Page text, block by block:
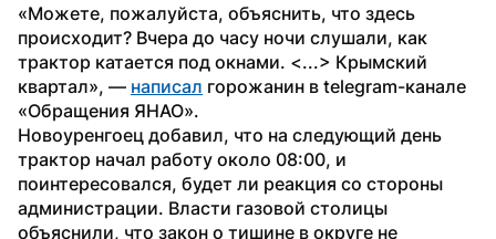
«Можете, пожалуйста, объяснить, что здесь
происходит? Вчера до часу ночи слушали, как
трактор катается под окнами. <...> Крымский
квартал», — написал горожанин в telegram-канале
«Обращения ЯНАО».
Новоуренгоец добавил, что на следующий день
трактор начал работу около 08:00, и
поинтересовался, будет ли реакция со стороны
администрации. Власти газовой столицы
объяснили, что закон о тишине в округе не